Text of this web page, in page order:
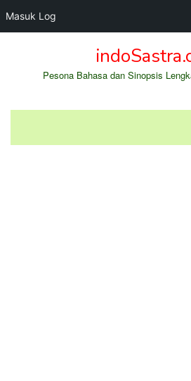
Masuk Log
Pesona Bahasa dan Sinopsis